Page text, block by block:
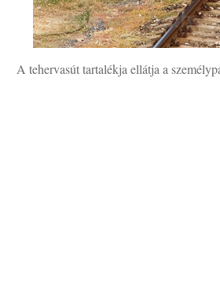
A tehervasút tartalékja ellátja a